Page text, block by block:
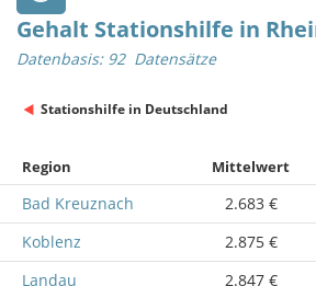
Gehalt Stationshilfe in
Datenbasis: 92 Datensätze
Stationshilfe in Deutschland
Region Mittelwert
Bad Kreuznach 2.683 €
Koblenz
2.875 €
Landau
2.847 €